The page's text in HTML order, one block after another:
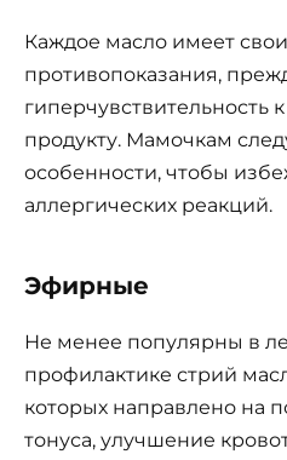
Каждое масло имеет
противопоказания,
гиперчувствительность
продукту. Мамочкам
особенности, чтобы
аллергических реакций.
Эфирные
Не менее популярны в
профилактике стрий
которых направлено на
тонуса, улучшение